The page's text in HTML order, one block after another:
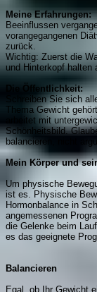
Meine Erfahrungen:
Beeinflussen
vorangegangenen
zurück.
Wichtig: Zuerst die
und Hinterkopf halten
Die Öffentlichkeit:
Schreiben Sie sich
Thema Gewicht
arbeitet mit
Schönheitsbild.
balancieren, nicht
Mein Körper und
Um physische
ist es. Physische
Hormonbalance in
angemessenen
die Gelenke beim
es das geeignete
Balancieren
Egal, ob Ihr Gewicht